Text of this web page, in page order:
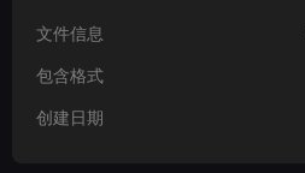
文件信息
包含格式
创建日期